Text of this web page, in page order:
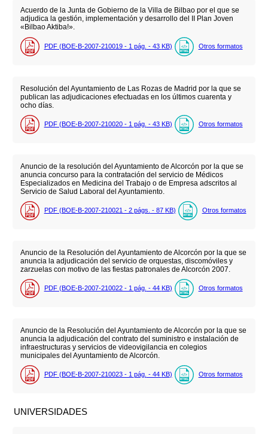
Acuerdo de la Junta de Gobierno de la Villa de Bilbao por el que se
adjudica la gestión, implementación y desarrollo del II Plan Joven
«Bilbao Aktiba!».
PDF (BOE-B-2007-210019 - 1 pág. - 43 KB) Otros formatos
Resolución del Ayuntamiento de Las Rozas de Madrid por la que se
publican las adjudicaciones efectuadas en los últimos cuarenta y
ocho días.
PDF (BOE-B-2007-210020 - 1 pág. - 43 KB) Otros formatos
Anuncio de la resolución del Ayuntamiento de Alcorcón por la que se
anuncia concurso para la contratación del servicio de Médicos
Especializados en Medicina del Trabajo o de Empresa adscritos al
Servicio de Salud Laboral del Ayuntamiento.
PDF (BOE-B-2007-210021 - 2 págs. - 87 KB) Otros formatos
Anuncio de la Resolución del Ayuntamiento de Alcorcón por la que se
anuncia la adjudicación del servicio de orquestas, discomóviles y
zarzuelas con motivo de las fiestas patronales de Alcorcón 2007.
PDF (BOE-B-2007-210022 - 1 pág. - 44 KB) Otros formatos
Anuncio de la Resolución del Ayuntamiento de Alcorcón por la que se
anuncia la adjudicación del contrato del suministro e instalación de
infraestructuras y servicios de videovigilancia en colegios
municipales del Ayuntamiento de Alcorcón.
PDF (BOE-B-2007-210023 - 1 pág. - 44 KB) Otros formatos
UNIVERSIDADES